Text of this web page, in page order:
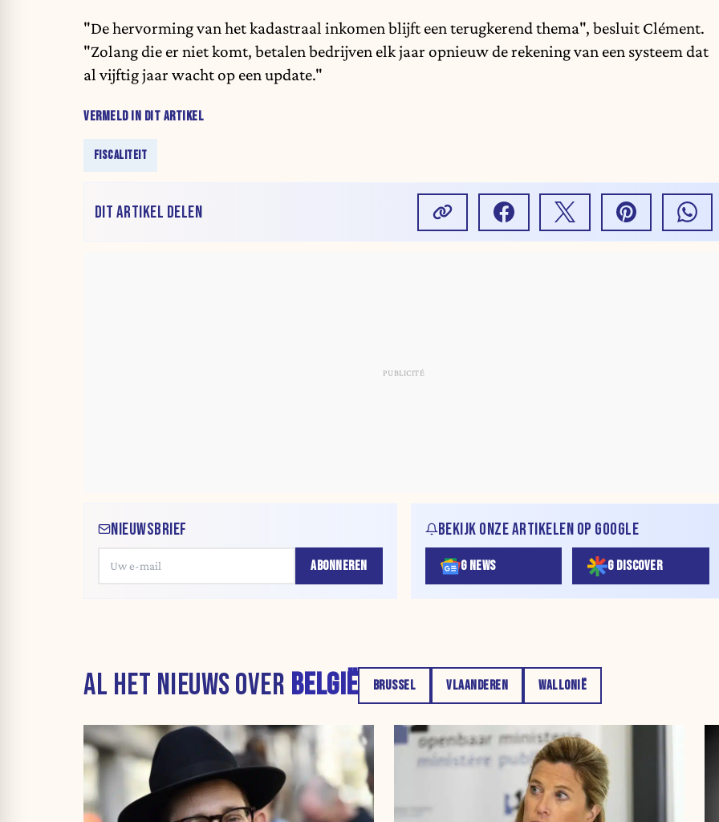
"De hervorming van het kadastraal inkomen blijft een terugkerend thema", besluit Clément.
"Zolang die er niet komt, betalen bedrijven elk jaar opnieuw de rekening van een systeem dat
al vijftig jaar wacht op een update."
VERMELD IN DIT ARTIKEL
FISCALITEIT
DIT ARTIKEL DELEN
NIEUWSBRIEF
ABONNEREN
BEKIJK ONZE ARTIKELEN OP GOOGLE
G NEWS G DISCOVER
AL HET NIEUWS OVER BELGIË BRUSSEL VLAANDEREN WALLONIË